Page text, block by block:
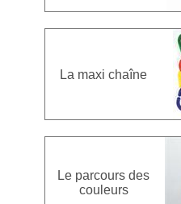
La maxi chaîne
Le parcours des
couleurs